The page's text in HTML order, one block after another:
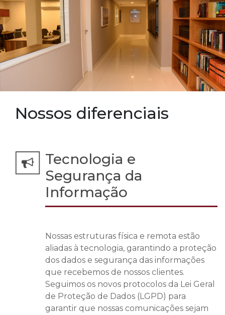
Nossos diferenciais
Tecnologia e
Segurança da
Informação
Nossas estruturas física e remota estão
aliadas à tecnologia, garantindo a proteção
dos dados e segurança das informações
que recebemos de nossos clientes.
Seguimos os novos protocolos da Lei Geral
de Proteção de Dados (LGPD) para
garantir que nossas comunicações sejam